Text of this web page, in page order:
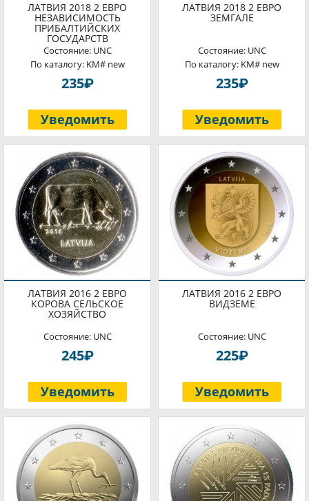
ЛАТВИЯ 2018 2 ЕВРО
НЕЗАВИСИМОСТЬ
ПРИБАЛТИЙСКИХ
ГОСУДАРСТВ
Состояние: UNC
По каталогу: KM# new
235P
Уведомить
ЛАТВИЯ 2018 2 ЕВРО
ЗЕМГАЛЕ
Состояние: UNC
По каталогу: KM# new
235P
Уведомить
ЛАТВИЯ 2016 2 ЕВРО
КОРОВА СЕЛЬСКОЕ
ХОЗЯЙСТВО
Состояние: UNC
245P
Уведомить
ЛАТВИЯ 2016 2 ЕВРО
ВИДЗЕМЕ
Состояние: UNC
225P
Уведомить